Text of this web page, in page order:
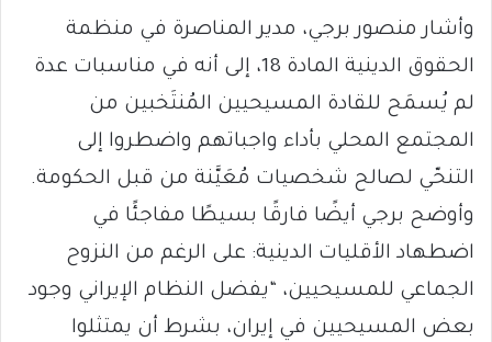
وأشار منصور برجي، مدير المناصرة في منظمة
الحقوق الدينية المادة 18، إلى أنه في مناسبات عدة
لم يُسمَح للقادة المسيحيين المُنتَخبين من
المجتمع المحلي بأداء واجباتهم واضطروا إلى
التنحّي لصالح شخصيات مُعَيَّنة من قبل الحكومة.
وأوضح برجي أيضًا فارقًا بسيطًا مفاجئًا في
اضطهاد الأقليات الدينية: على الرغم من النزوح
الجماعي للمسيحيين، “يفضل النظام الإيراني وجود
بعض المسيحيين في إيران، بشرط أن يمتثلوا